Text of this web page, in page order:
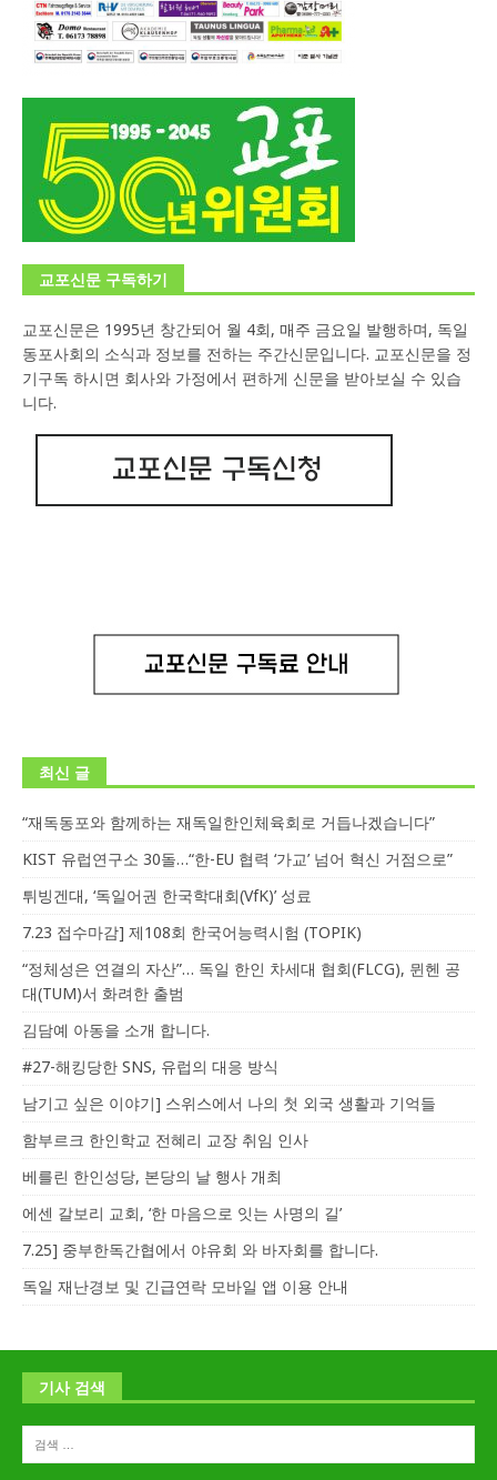
교포신문 구독하기
교포신문은 1995년 창간되어 월 4회, 매주 금요일 발행하며, 독일
동포사회의 소식과 정보를 전하는 주간신문입니다. 교포신문을 정
기구독 하시면 회사와 가정에서 편하게 신문을 받아보실 수 있습
니다.
최신 글
“재독동포와 함께하는 재독일한인체육회로 거듭나겠습니다”
KIST 유럽연구소 30돌…“한-EU 협력 ‘가교’ 넘어 혁신 거점으로”
튀빙겐대, ‘독일어권 한국학대회(VfK)’ 성료
7.23 접수마감] 제108회 한국어능력시험 (TOPIK)
“정체성은 연결의 자산”… 독일 한인 차세대 협회(FLCG), 뮌헨 공
대(TUM)서 화려한 출범
김담예 아동을 소개 합니다.
#27-해킹당한 SNS, 유럽의 대응 방식
남기고 싶은 이야기] 스위스에서 나의 첫 외국 생활과 기억들
함부르크 한인학교 전혜리 교장 취임 인사
베를린 한인성당, 본당의 날 행사 개최
에센 갈보리 교회, ‘한 마음으로 잇는 사명의 길’
7.25] 중부한독간협에서 야유회 와 바자회를 합니다.
독일 재난경보 및 긴급연락 모바일 앱 이용 안내
기사 검색